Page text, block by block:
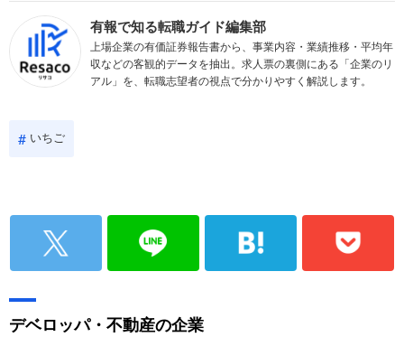
有報で知る転職ガイド編集部
上場企業の有価証券報告書から、事業内容・業績推移・平均年
収などの客観的データを抽出。求人票の裏側にある「企業のリ
アル」を、転職志望者の視点で分かりやすく解説します。
いちご
デベロッパ・不動産の企業